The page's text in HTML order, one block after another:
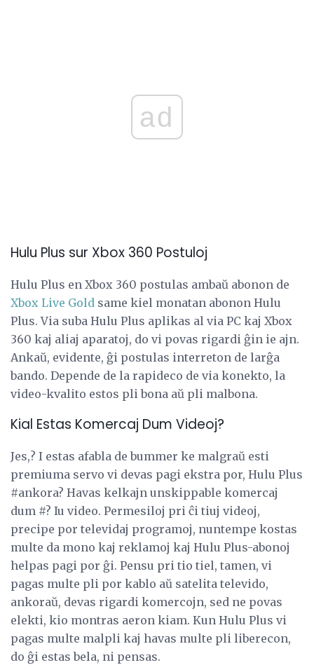
ad
Hulu Plus sur Xbox 360 Postuloj
Hulu Plus en Xbox 360 postulas ambaŭ abonon de
Xbox Live Gold same kiel monatan abonon Hulu
Plus. Via suba Hulu Plus aplikas al via PC kaj Xbox
360 kaj aliaj aparatoj, do vi povas rigardi ĝin ie ajn.
Ankaŭ, evidente, ĝi postulas interreton de larĝa
bando. Depende de la rapideco de via konekto, la
video-kvalito estos pli bona aŭ pli malbona.
Kial Estas Komercaj Dum Videoj?
Jes,? I estas afabla de bummer ke malgraŭ esti
premiuma servo vi devas pagi ekstra por, Hulu Plus
#ankora? Havas kelkajn unskippable komercaj
dum #? Iu video. Permesiloj pri ĉi tiuj videoj,
precipe por televidaj programoj, nuntempe kostas
multe da mono kaj reklamoj kaj Hulu Plus-abonoj
helpas pagi por ĝi. Pensu pri tio tiel, tamen, vi
pagas multe pli por kablo aŭ satelita televido,
ankoraŭ, devas rigardi komercojn, sed ne povas
elekti, kio montras aeron kiam. Kun Hulu Plus vi
pagas multe malpli kaj havas multe pli liberecon,
do ĝi estas bela, ni pensas.